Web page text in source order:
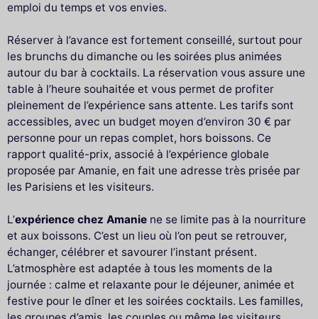
emploi du temps et vos envies.
Réserver à l’avance est fortement conseillé, surtout pour
les brunchs du dimanche ou les soirées plus animées
autour du bar à cocktails. La réservation vous assure une
table à l’heure souhaitée et vous permet de profiter
pleinement de l’expérience sans attente. Les tarifs sont
accessibles, avec un budget moyen d’environ 30 € par
personne pour un repas complet, hors boissons. Ce
rapport qualité-prix, associé à l’expérience globale
proposée par Amanie, en fait une adresse très prisée par
les Parisiens et les visiteurs.
L’expérience chez Amanie ne se limite pas à la nourriture
et aux boissons. C’est un lieu où l’on peut se retrouver,
échanger, célébrer et savourer l’instant présent.
L’atmosphère est adaptée à tous les moments de la
journée : calme et relaxante pour le déjeuner, animée et
festive pour le dîner et les soirées cocktails. Les familles,